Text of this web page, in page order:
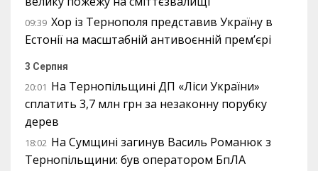
09:39 Хор із Тернополя представив Україну в
Естонії на масштабній антивоєнній прем’єрі
3 Серпня
20:01 На Тернопільщині ДП «Ліси України»
сплатить 3,7 млн грн за незаконну порубку
дерев
18:02 На Сумщині загинув Василь Романюк з
Тернопільщини: був оператором БпЛА